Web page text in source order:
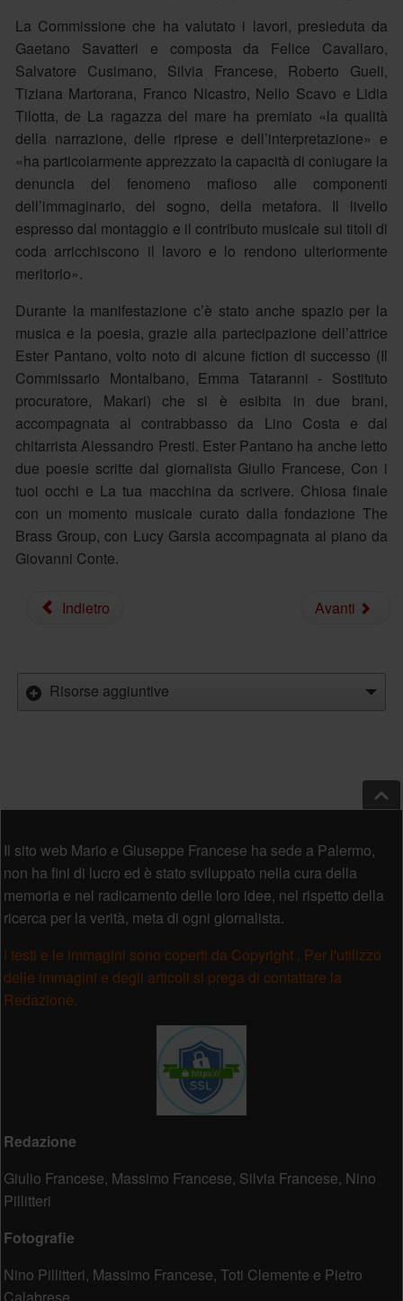
La Commissione che ha valutato i lavori, presieduta da
Gaetano Savatteri e composta da Felice Cavallaro,
Salvatore Cusimano, Silvia Francese, Roberto Gueli,
Tiziana Martorana, Franco Nicastro, Nello Scavo e Lidia
Tilotta, de La ragazza del mare ha premiato «la qualità
della narrazione, delle riprese e dell’interpretazione» e
«ha particolarmente apprezzato la capacità di coniugare la
denuncia del fenomeno mafioso alle componenti
dell’immaginario, del sogno, della metafora. Il livello
espresso dal montaggio e il contributo musicale sui titoli di
coda arricchiscono il lavoro e lo rendono ulteriormente
meritorio».
Durante la manifestazione c’è stato anche spazio per la
musica e la poesia, grazie alla partecipazione dell’attrice
Ester Pantano, volto noto di alcune fiction di successo (Il
Commissario Montalbano, Emma Tataranni - Sostituto
procuratore, Makari) che si è esibita in due brani,
accompagnata al contrabbasso da Lino Costa e dal
chitarrista Alessandro Presti. Ester Pantano ha anche letto
due poesie scritte dal giornalista Giulio Francese, Con i
tuoi occhi e La tua macchina da scrivere. Chiosa finale
con un momento musicale curato dalla fondazione The
Brass Group, con Lucy Garsia accompagnata al piano da
Giovanni Conte.
Indietro Avanti
Risorse aggiuntive
Il sito web Mario e Giuseppe Francese ha sede a Palermo,
non ha fini di lucro ed è stato sviluppato nella cura della
memoria e nel radicamento delle loro idee, nel rispetto della
ricerca per la verità, meta di ogni giornalista.
I testi e le immagini sono coperti da Copyright . Per l'utilizzo
delle immagini e degli articoli si prega di contattare la
Redazione.
Redazione
Giulio Francese, Massimo Francese, Silvia Francese, Nino
Pillitteri
Fotografie
Nino Pillitteri, Massimo Francese, Toti Clemente e Pietro